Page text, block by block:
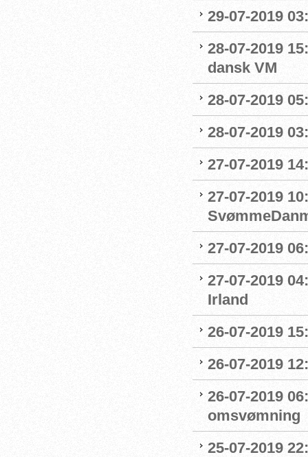
29-07-2019
28-07-2019
dansk VM
28-07-2019
28-07-2019
27-07-2019
27-07-2019
27-07-2019
27-07-2019
Irland
26-07-2019
26-07-2019
26-07-2019
omsvømning
25-07-2019